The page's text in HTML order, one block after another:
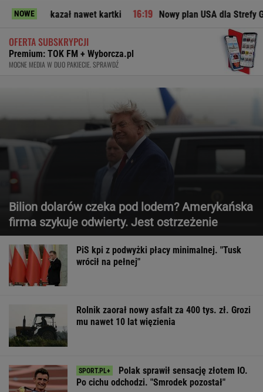
NOWE
nawet kartki Nowy plan USA dla Strefy Gazy. Jest
OFERTA SUBSKRYPCJI
Premium: TOK FM + Wyborcza.pl
MOCNE MEDIA W DUO PAKIECIE. SPRAWDŹ
Bilion dolarów czeka pod lodem? Amerykańska
firma szykuje odwierty. Jest ostrzeżenie
PiS kpi z podwyżki płacy minimalnej. "Tusk
wrócił na pełnej"
Rolnik zaorał nowy asfalt za 400 tys. zł. Grozi
mu nawet 10 lat więzienia
Polak sprawił sensację złotem IO.
Po cichu odchodzi. "Smrodek pozostał"